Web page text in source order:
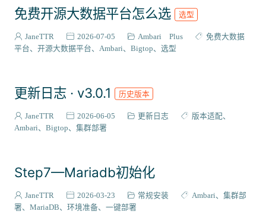
成神之路
集成案例 31
核心代码
免费开源大数据平台怎么选 选型
JaneTTR 2026-07-05 Ambari Plus
免费大数据
平台
开源大数据平台 Ambari Bigtop 选型
更新日志 · v3.0.1 历史版本
JaneTTR 2026-06-05 更新日志
版本适配
Ambari
Bigtop 集群部署
Step7—Mariadb初始化
JaneTTR 2026-03-23 常规安装 Ambari
集群部
署
MariaDB 环境准备 一键部署